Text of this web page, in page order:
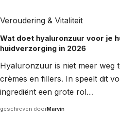
Veroudering & Vitaliteit
Wat doet hyaluronzuur voor je
huidverzorging in 2026
Hyaluronzuur is niet meer weg
crèmes en fillers. In speelt dit
ingrediënt een grote rol…
geschreven doorMarvin